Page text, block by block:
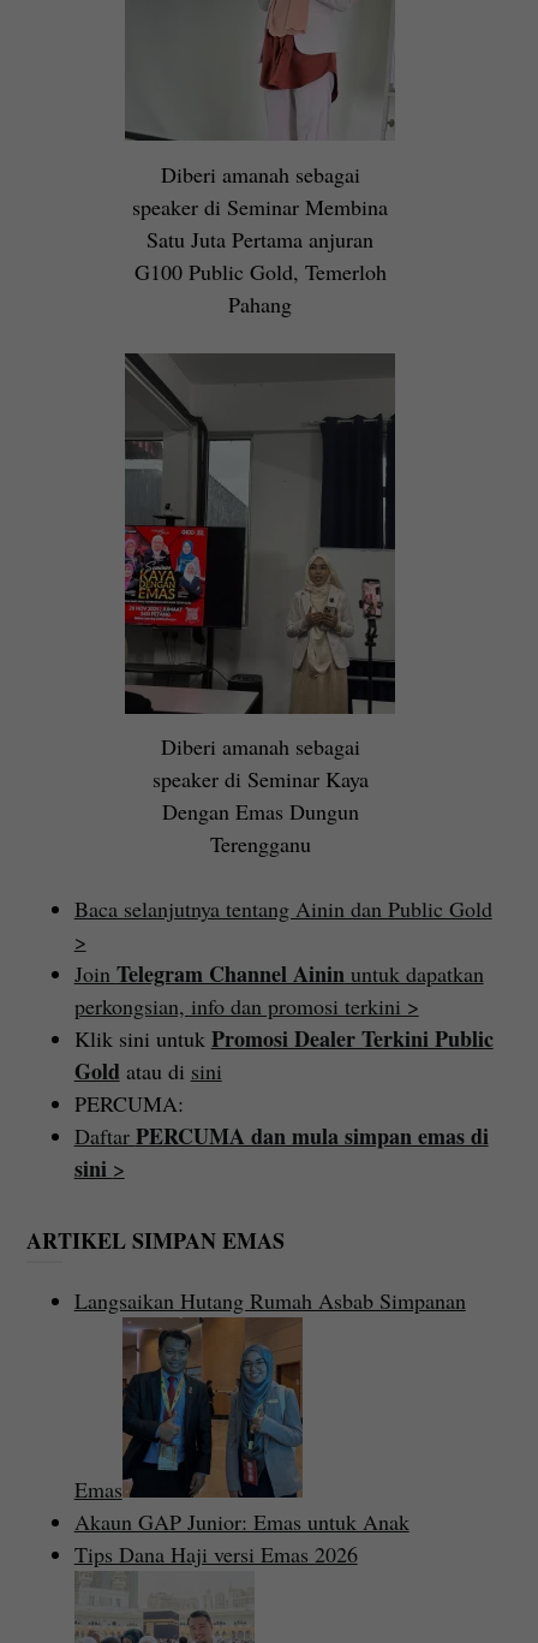
Diberi amanah sebagai
speaker di Seminar Membina
Satu Juta Pertama anjuran
G100 Public Gold, Temerloh
Pahang
Diberi amanah sebagai
speaker di Seminar Kaya
Dengan Emas Dungun
Terengganu
Baca selanjutnya tentang Ainin dan Public Gold
>
Join Telegram Channel Aininuntuk dapatkan
perkongsian, info dan promosi terkini >
Klik sini untuk Promosi Dealer Terkini Public
Goldatau di sini
PERCUMA:
Daftar PERCUMA dan mula simpan emas di
sini >
ARTIKEL SIMPAN EMAS
Langsaikan Hutang Rumah Asbab Simpanan
Emas
Akaun GAP Junior: Emas untuk Anak
Tips Dana Haji versi Emas 2026